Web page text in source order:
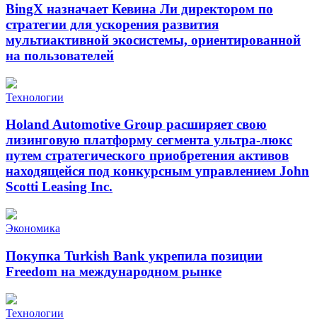
BingX назначает Кевина Ли директором по
стратегии для ускорения развития
мультиактивной экосистемы, ориентированной
на пользователей
Технологии
Holand Automotive Group расширяет свою
лизинговую платформу сегмента ультра-люкс
путем стратегического приобретения активов
находящейся под конкурсным управлением John
Scotti Leasing Inc.
Экономика
Покупка Turkish Bank укрепила позиции
Freedom на международном рынке
Технологии